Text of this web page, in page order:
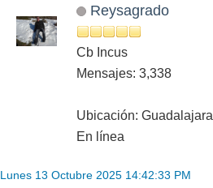
Reysagrado
Cb Incus
Mensajes: 3,338
Ubicación: Guadalajara
En línea
Lunes 13 Octubre 2025 14:42:33 PM